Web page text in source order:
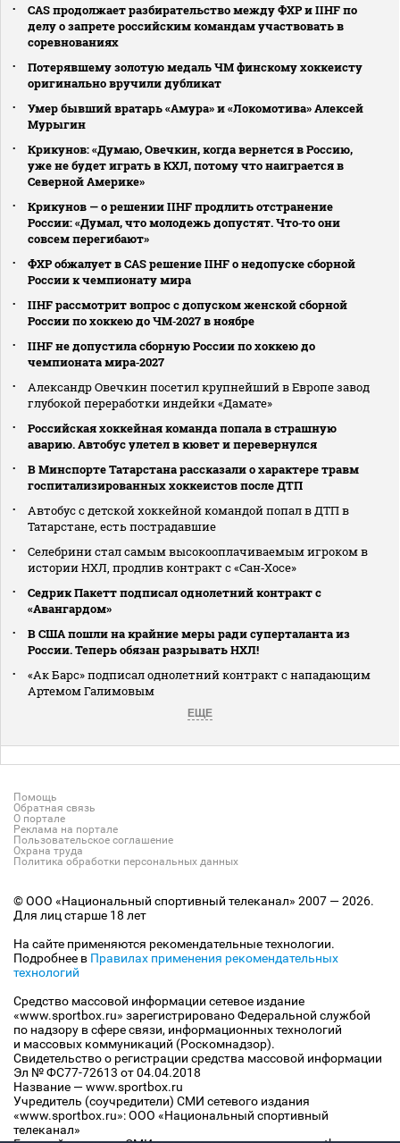
CAS продолжает разбирательство между ФХР и IIHF по
делу о запрете российским командам участвовать в
соревнованиях
Потерявшему золотую медаль ЧМ финскому хоккеисту
оригинально вручили дубликат
Умер бывший вратарь «Амура» и «Локомотива» Алексей
Мурыгин
Крикунов: «Думаю, Овечкин, когда вернется в Россию,
уже не будет играть в КХЛ, потому что наиграется в
Северной Америке»
Крикунов — о решении IIHF продлить отстранение
России: «Думал, что молодежь допустят. Что‑то они
совсем перегибают»
ФХР обжалует в CAS решение IIHF о недопуске сборной
России к чемпионату мира
IIHF рассмотрит вопрос с допуском женской сборной
России по хоккею до ЧМ‑2027 в ноябре
IIHF не допустила сборную России по хоккею до
чемпионата мира‑2027
Александр Овечкин посетил крупнейший в Европе завод
глубокой переработки индейки «Дамате»
Российская хоккейная команда попала в страшную
аварию. Автобус улетел в кювет и перевернулся
В Минспорте Татарстана рассказали о характере травм
госпитализированных хоккеистов после ДТП
Автобус с детской хоккейной командой попал в ДТП в
Татарстане, есть пострадавшие
Селебрини стал самым высокооплачиваемым игроком в
истории НХЛ, продлив контракт с «Сан‑Хосе»
Седрик Пакетт подписал однолетний контракт с
«Авангардом»
В США пошли на крайние меры ради суперталанта из
России. Теперь обязан разрывать НХЛ!
«Ак Барс» подписал однолетний контракт с нападающим
Артемом Галимовым
ЕЩЕ
Помощь
Обратная связь
О портале
Реклама на портале
Пользовательское соглашение
Охрана труда
Политика обработки персональных данных
© ООО «Национальный спортивный телеканал» 2007 — 2026.
Для лиц старше 18 лет
На сайте применяются рекомендательные технологии.
Подробнее в Правилах применения рекомендательных
технологий
Средство массовой информации сетевое издание
«www.sportbox.ru» зарегистрировано Федеральной службой
по надзору в сфере связи, информационных технологий
и массовых коммуникаций (Роскомнадзор).
Свидетельство о регистрации средства массовой информации
Эл № ФС77-72613 от 04.04.2018
Название — www.sportbox.ru
Учредитель (соучредители) СМИ сетевого издания
«www.sportbox.ru»: ООО «Национальный спортивный
телеканал»